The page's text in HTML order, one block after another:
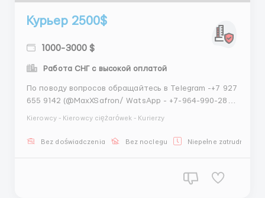
Курьер 2500$
1000-3000 $
Работа СНГ c высокой оплатой
По поводу вопросов обращайтесь в Telegram -+7 927
655 9142 (@MaxXSafron/ WatsApp - +7-964-990-28-
документацией Общение с клиентами Грамотное
Kierowcy - Kierowcy ciężarówek - Kurierzy
Bez doświadczenia Bez noclegu Niepełne zatrudnienie